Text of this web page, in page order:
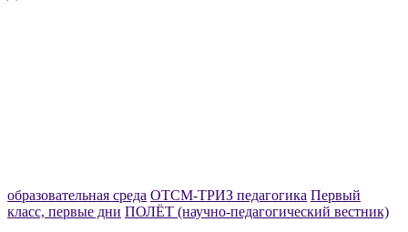
образовательная среда ОТСМ-ТРИЗ педагогика Первый
класс, первые дни ПОЛЁТ (научно-педагогический вестник)